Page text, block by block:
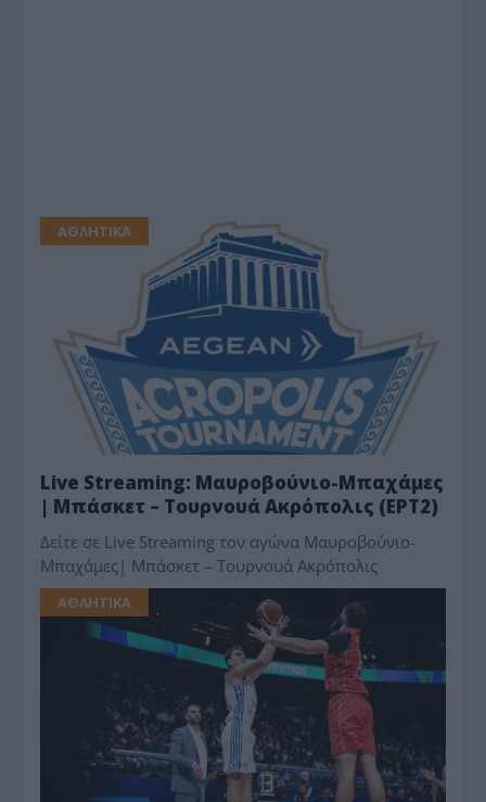
ΑΘΛΗΤΙΚΑ
Live Streaming: Μαυροβούνιο-Μπαχάμες
| Μπάσκετ – Τουρνουά Ακρόπολις (EΡΤ2)
Δείτε σε Live Streaming τον αγώνα Μαυροβούνιο-
Μπαχάμες| Μπάσκετ – Τουρνουά Ακρόπολις
ΑΘΛΗΤΙΚΑ